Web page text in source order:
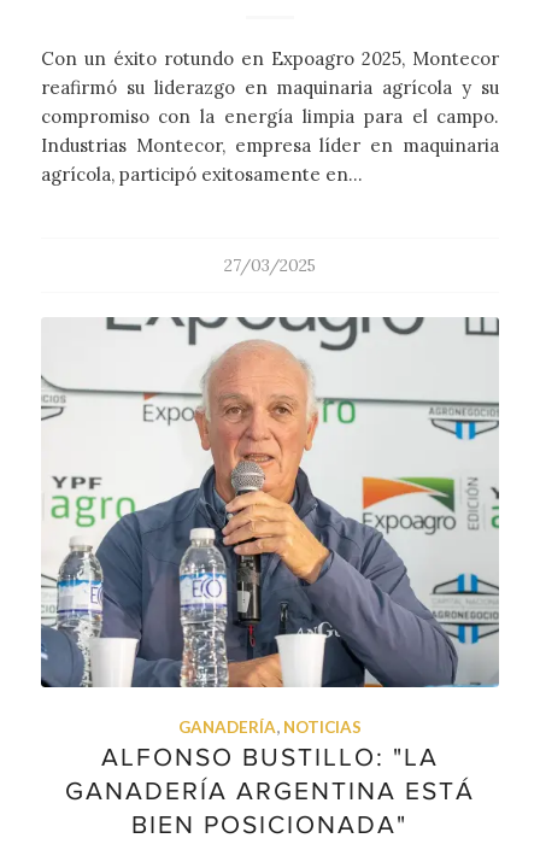
Con un éxito rotundo en Expoagro 2025, Montecor
reafirmó su liderazgo en maquinaria agrícola y su
compromiso con la energía limpia para el campo.
Industrias Montecor, empresa líder en maquinaria
agrícola, participó exitosamente en…
27/03/2025
GANADERÍA, NOTICIAS
ALFONSO BUSTILLO: "LA
GANADERÍA ARGENTINA ESTÁ
BIEN POSICIONADA"